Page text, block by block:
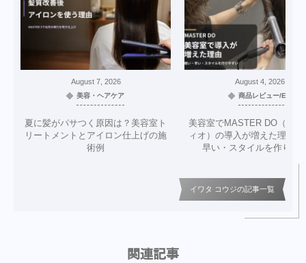
August 7, 2026
美容・ヘアケア
夏に髪がパサつく原因は？美容室ト
リートメントとアイロン仕上げの施
術例
August 4, 2026
商品レビュー/EC
美容室でMASTER DO（マ
ィオ）の導入が増えた理由
早い・スタイルを作りや
イワタ コウジの記事一覧
関連記事